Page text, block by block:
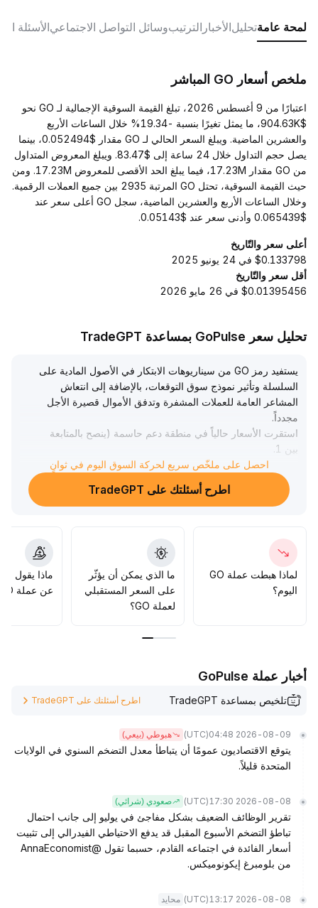
لمحة عامةتحليلالأخبار الترتيبوسائل التواصل الاجتماعيالأسئلة
ملخص أسعار GO المباشر
اعتبارًا من 9 أغسطس 2026، تبلغ القيمة السوقية الإجمالية لـ GO نحو
$904.63K، ما يمثل تغيرًا بنسبة -19.34% خلال الساعات الأربع
والعشرين الماضية. ويبلغ السعر الحالي لـ GO مقدار $0.052494، بينما
يصل حجم التداول خلال 24 ساعة إلى $83.47. ويبلغ المعروض المتداول
من GO مقدار 17.23M، فيما يبلغ الحد الأقصى للمعروض 17.23M. ومن
حيث القيمة السوقية، تحتل GO المرتبة 2935 بين جميع العملات الرقمية.
وخلال الساعات الأربع والعشرين الماضية، سجل GO أعلى سعر عند
$0.065439 وأدنى سعر عند $0.05143.
أعلى سعر والتّاريخ
$0.133798 في 24 يونيو 2025
أقل سعر والتّاريخ
$0.01395456 في 26 مايو 2026
تحليل سعر GoPulse بمساعدة TradeGPT
يستفيد رمز GO من سيناريوهات الابتكار في الأصول المادية على
السلسلة وتأثير نموذج سوق التوقعات، بالإضافة إلى انتعاش
المشاعر العامة للعملات المشفرة وتدفق الأموال قصيرة الأجل
مجدداً.
استقرت الأسعار حالياً في منطقة دعم حاسمة (ينصح بالمتابعة
بين 1
10 USDT) مع زيادة واضح في حجم التداول
يتراجع المضاربون على الهبوط تدريجياً، ويزداد ثقة المضاربين
25 USDT)
يُنصح باتباع استراتيجية التوجه، والاحتفاظ بالرمز مع مراقبة
استمرار النشاط في الحجم، وتوزيع الاستثمارات تدريجياً حسب
قوة السوق، وتجنب الشراء العشوائي عند ارتفاع الأسعار بانتظار
تحقيق القيمة على المدى المتوسط والطويل
احصل على ملخّص سريع لحركة السوق اليوم في ثوانٍ
اطرح أسئلتك على TradeGPT
لماذا هبطت عملة GO
اليوم؟
ما الذي يمكن أن يؤثّر
على السعر المستقبلي
لعملة GO؟
ماذا يقول
عن عملة GO؟
أخبار عملة GoPulse
تلخيص بمساعدة TradeGPT اطرح أسئلتك على TradeGPT
2026-08-09 04:48
(UTC) هبوطي (بيعي)
يتوقع الاقتصاديون عمومًا أن يتباطأ معدل التضخم السنوي في الولايات
المتحدة قليلاً.
2026-08-08 17:30
(UTC) صعودي (شرائي)
تقرير الوظائف الضعيف بشكل مفاجئ في يوليو إلى جانب احتمال
تباطؤ التضخم الأسبوع المقبل قد يدفع الاحتياطي الفيدرالي إلى تثبيت
أسعار الفائدة في اجتماعه القادم، حسبما تقول @AnnaEconomist
من بلومبرغ إيكونوميكس.
2026-08-08 13:17
(UTC) محايد